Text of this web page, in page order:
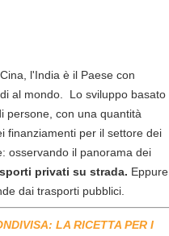
l'India è il Paese con
al mondo. Lo sviluppo basato
persone, con una quantità
finanziamenti per il settore dei
osservando il panorama dei
privati su strada. Eppure
dai trasporti pubblici.
LA RICETTA PER I